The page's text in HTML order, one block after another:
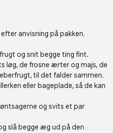
anvisning på pakken.
og snit begge ting fint.
løg, de frosne ærter og majs, de
til det falder sammen.
eller bageplade, så de kan
og svits et par
slå begge æg ud på den